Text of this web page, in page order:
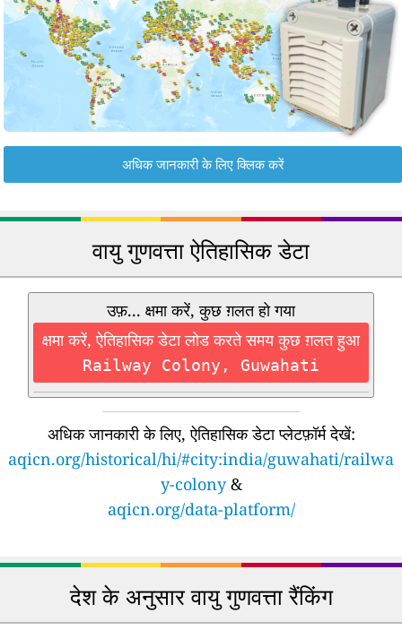
अधिक जानकारी के लिए क्लिक करें
वायु गुणवत्ता ऐतिहासिक डेटा
उफ़... क्षमा करें, कुछ ग़लत हो गया
क्षमा करें, ऐतिहासिक डेटा लोड करते समय कुछ ग़लत हुआ
Railway Colony, Guwahati
अधिक जानकारी के लिए, ऐतिहासिक डेटा प्लेटफ़ॉर्म देखें:
aqicn.org/historical/hi/#city:india/guwahati/railwa
y-colony&
aqicn.org/data-platform/
देश के अनुसार वायु गुणवत्ता रैंकिंग